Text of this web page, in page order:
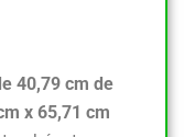
40,79 cm de
x 65,71 cm